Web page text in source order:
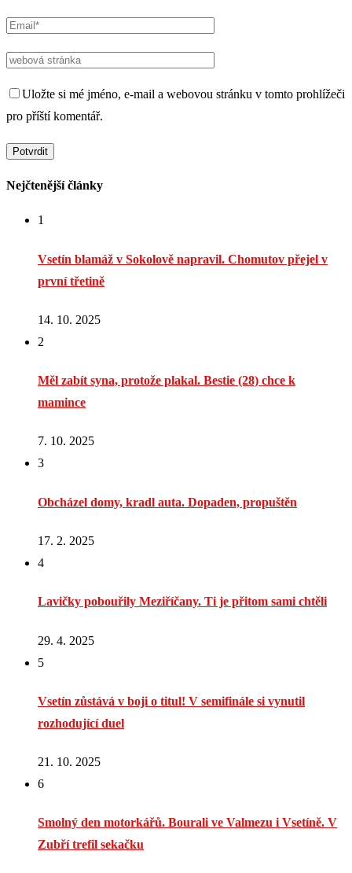
Uložte si mé jméno, e-mail a webovou stránku v tomto prohlížeči
pro příští komentář.
Nejčtenější články
1
Vsetín blamáž v Sokolově napravil. Chomutov přejel v
první třetině
14. 10. 2025
2
Měl zabít syna, protože plakal. Bestie (28) chce k
mamince
7. 10. 2025
3
Obcházel domy, kradl auta. Dopaden, propuštěn
17. 2. 2025
4
Lavičky pobouřily Meziříčany. Ti je přitom sami chtěli
29. 4. 2025
5
Vsetín zůstává v boji o titul! V semifinále si vynutil
rozhodující duel
21. 10. 2025
6
Smolný den motorkářů. Bourali ve Valmezu i Vsetíně. V
Zubří trefil sekačku